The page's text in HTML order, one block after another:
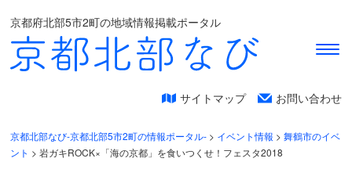
京都府北部5市2町の地域情報掲載ポータル
サイトマップ お問い合わせ
京都北部なび-京都北部5市2町の情報ポータル- > イベント情報 >舞鶴市のイベ
ント >岩ガキROCK×「海の京都」を食いつくせ！フェスタ2018